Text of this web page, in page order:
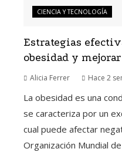
CIENCIA Y TECNOLOGÍA
Estrategias
obesidad y
Alicia Ferrer Hace 2
La obesidad es una
se caracteriza por un
cual puede afectar
Organización Mundial